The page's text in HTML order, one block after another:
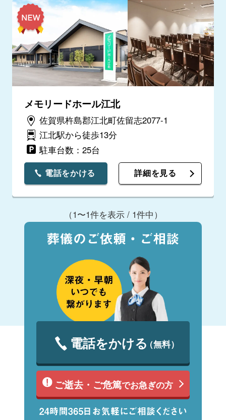
メモリードホール江北
佐賀県杵島郡江北町佐留志2077-1
江北駅から徒歩13分
駐車台数：25台
電話をかける 詳細を見る
（1〜1件を表示 / 1件中）
電話をかける（無料）
ご逝去・ご危篤でお急ぎの方